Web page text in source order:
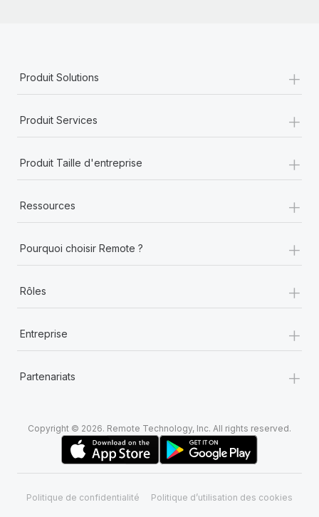
Produit Solutions +
Produit Services +
Produit Taille d'entreprise +
Ressources +
Pourquoi choisir Remote ? +
Rôles +
Entreprise +
Partenariats +
Copyright © 2026. Remote Technology, Inc. All rights reserved.
Politique de confidentialité Politique d’utilisation des cookies